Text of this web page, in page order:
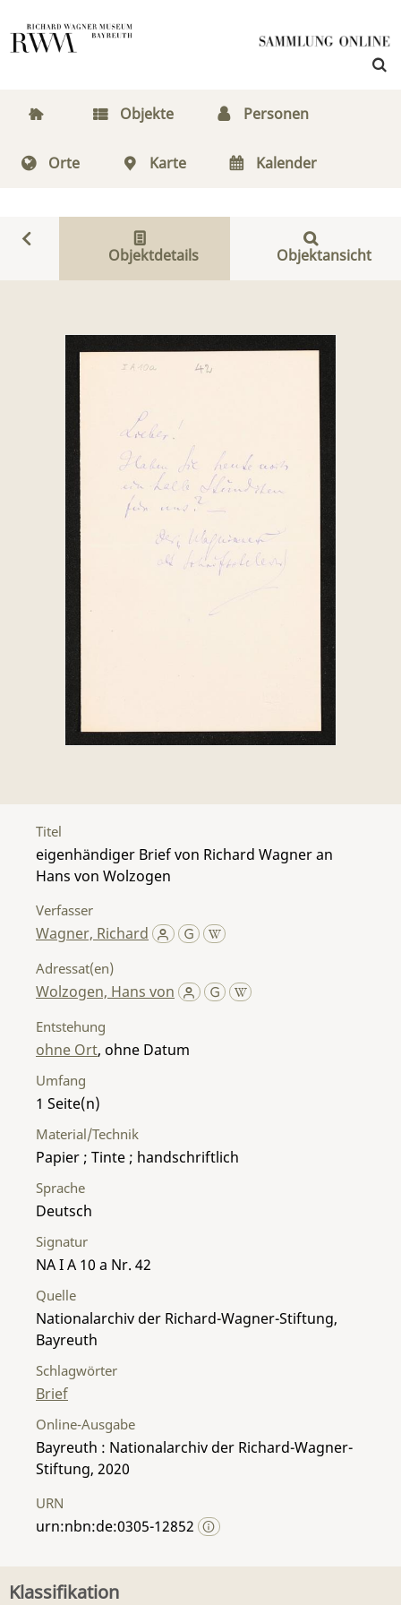
Objekte Personen
Orte Karte Kalender
Objektdetails Objektansicht
Titel
eigenhändiger Brief von Richard Wagner an
Hans von Wolzogen
Verfasser
Wagner, Richard
Adressat(en)
Wolzogen, Hans von
Entstehung
ohne Ort, ohne Datum
Umfang
1
Material/Technik
Papier ; Tinte ; handschriftlich
Sprache
Deutsch
Signatur
NA I A 10 a Nr. 42
Quelle
Nationalarchiv der Richard-Wagner-Stiftung,
Bayreuth
Schlagwörter
Brief
Online-Ausgabe
Bayreuth : Nationalarchiv der Richard-Wagner-
Stiftung, 2020
URN
urn:nbn:de:0305-12852
Klassifikation